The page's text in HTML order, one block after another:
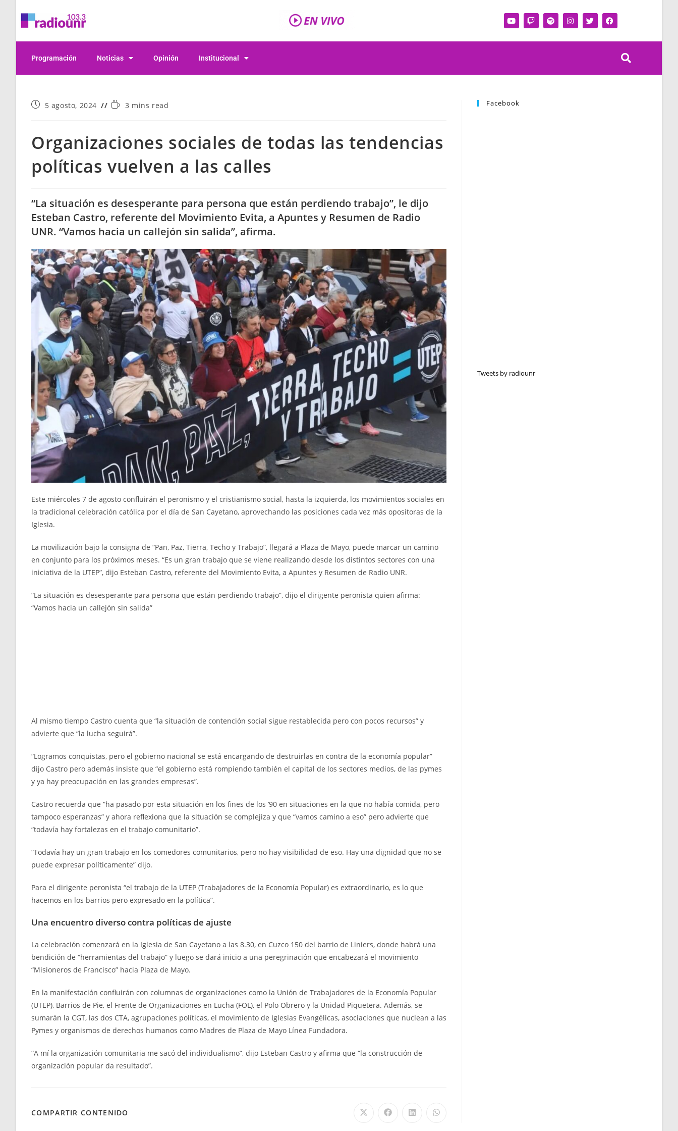
Programación Noticias Opinión Institucional
5 agosto, 2024 3 mins read
Organizaciones sociales de todas las tendencias
políticas vuelven a las calles
“La situación es desesperante para persona que están perdiendo trabajo”, le dijo
Esteban Castro, referente del Movimiento Evita, a Apuntes y Resumen de Radio
UNR. “Vamos hacia un callejón sin salida”, afirma.
Este miércoles 7 de agosto confluirán el peronismo y el cristianismo social, hasta la izquierda, los movimientos sociales en
la tradicional celebración católica por el día de San Cayetano, aprovechando las posiciones cada vez más opositoras de la
Iglesia.
La movilización bajo la consigna de “Pan, Paz, Tierra, Techo y Trabajo”, llegará a Plaza de Mayo, puede marcar un camino
en conjunto para los próximos meses. “Es un gran trabajo que se viene realizando desde los distintos sectores con una
iniciativa de la UTEP”, dijo Esteban Castro, referente del Movimiento Evita, a Apuntes y Resumen de Radio UNR.
“La situación es desesperante para persona que están perdiendo trabajo”, dijo el dirigente peronista quien afirma:
“Vamos hacia un callejón sin salida”
Al mismo tiempo Castro cuenta que “la situación de contención social sigue restablecida pero con pocos recursos” y
advierte que “la lucha seguirá”.
“Logramos conquistas, pero el gobierno nacional se está encargando de destruirlas en contra de la economía popular”
dijo Castro pero además insiste que “el gobierno está rompiendo también el capital de los sectores medios, de las pymes
y ya hay preocupación en las grandes empresas”.
Castro recuerda que “ha pasado por esta situación en los fines de los ’90 en situaciones en la que no había comida, pero
tampoco esperanzas” y ahora reflexiona que la situación se complejiza y que “vamos camino a eso” pero advierte que
“todavía hay fortalezas en el trabajo comunitario”.
“Todavía hay un gran trabajo en los comedores comunitarios, pero no hay visibilidad de eso. Hay una dignidad que no se
puede expresar políticamente” dijo.
Para el dirigente peronista “el trabajo de la UTEP (Trabajadores de la Economía Popular) es extraordinario, es lo que
hacemos en los barrios pero expresado en la política”.
Una encuentro diverso contra políticas de ajuste
La celebración comenzará en la Iglesia de San Cayetano a las 8.30, en Cuzco 150 del barrio de Liniers, donde habrá una
bendición de “herramientas del trabajo” y luego se dará inicio a una peregrinación que encabezará el movimiento
“Misioneros de Francisco” hacia Plaza de Mayo.
En la manifestación confluirán con columnas de organizaciones como la Unión de Trabajadores de la Economía Popular
(UTEP), Barrios de Pie, el Frente de Organizaciones en Lucha (FOL), el Polo Obrero y la Unidad Piquetera. Además, se
sumarán la CGT, las dos CTA, agrupaciones políticas, el movimiento de Iglesias Evangélicas, asociaciones que nuclean a las
Pymes y organismos de derechos humanos como Madres de Plaza de Mayo Línea Fundadora.
“A mí la organización comunitaria me sacó del individualismo”, dijo Esteban Castro y afirma que “la construcción de
organización popular da resultado”.
COMPARTIR CONTENIDO
Facebook
Tweets by radiounr